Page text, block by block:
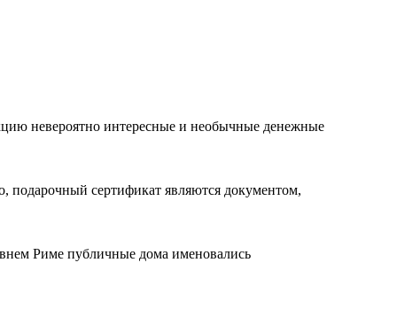
невероятно интересные и необычные денежные
подарочный сертификат являются документом,
Риме публичные дома именовались